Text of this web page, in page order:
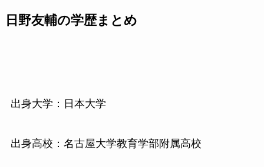
日野友輔の学歴まとめ
出身大学：日本大学
出身高校：名古屋大学教育学部附属高校